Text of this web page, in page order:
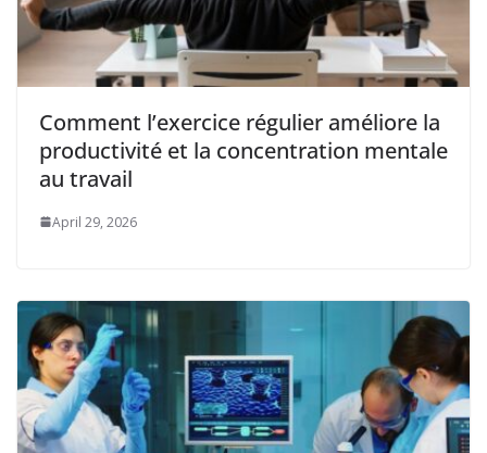
Comment l’exercice régulier améliore la
productivité et la concentration mentale
au travail
April 29, 2026